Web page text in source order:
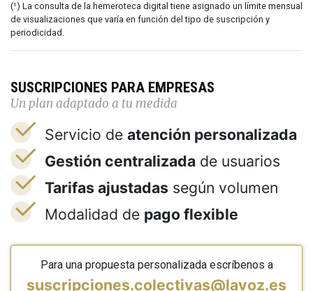
(¹) La consulta de la hemeroteca digital tiene asignado un límite mensual
de visualizaciones que varía en función del tipo de suscripción y
periodicidad.
SUSCRIPCIONES PARA EMPRESAS
Un plan adaptado a tu medida
Servicio de atención personalizada
Gestión centralizada de usuarios
Tarifas ajustadas según volumen
Modalidad de pago flexible
Para una propuesta personalizada escríbenos a
suscripciones.colectivas@lavoz.es